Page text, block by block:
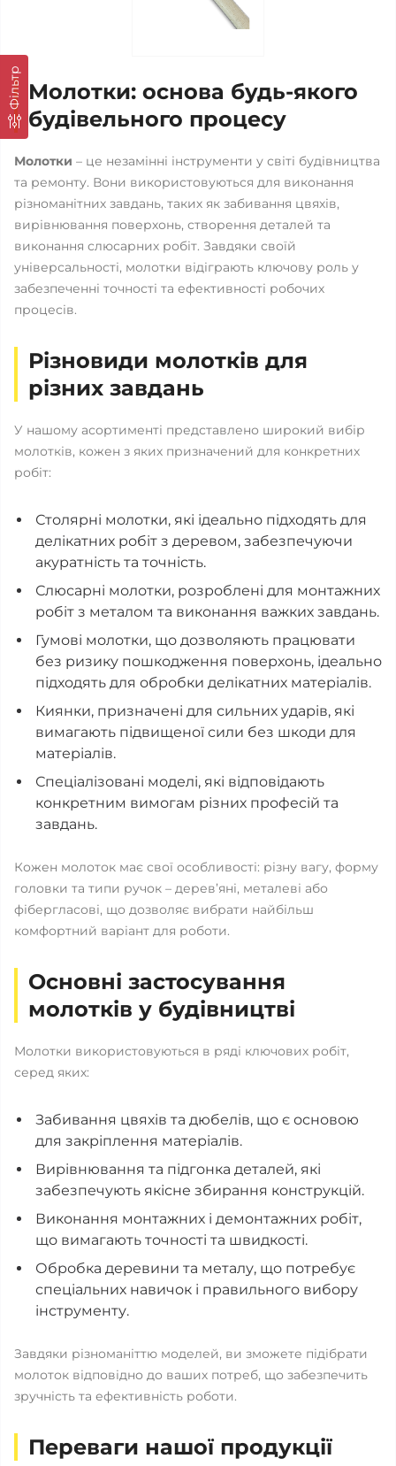
Фільтр Молотки: основа будь-якого
будівельного процесу
Молотки – це незамінні інструменти у світі будівництва
та ремонту. Вони використовуються для виконання
різноманітних завдань, таких як забивання цвяхів,
вирівнювання поверхонь, створення деталей та
виконання слюсарних робіт. Завдяки своїй
універсальності, молотки відіграють ключову роль у
забезпеченні точності та ефективності робочих
процесів.
Різновиди молотків для
різних завдань
У нашому асортименті представлено широкий вибір
молотків, кожен з яких призначений для конкретних
робіт:
Столярні молотки, які ідеально підходять для
делікатних робіт з деревом, забезпечуючи
акуратність та точність.
Слюсарні молотки, розроблені для монтажних
робіт з металом та виконання важких завдань.
Гумові молотки, що дозволяють працювати
без ризику пошкодження поверхонь, ідеально
підходять для обробки делікатних матеріалів.
Киянки, призначені для сильних ударів, які
вимагають підвищеної сили без шкоди для
матеріалів.
Спеціалізовані моделі, які відповідають
конкретним вимогам різних професій та
завдань.
Кожен молоток має свої особливості: різну вагу, форму
головки та типи ручок – дерев’яні, металеві або
фібергласові, що дозволяє вибрати найбільш
комфортний варіант для роботи.
Основні застосування
молотків у будівництві
Молотки використовуються в ряді ключових робіт,
серед яких:
Забивання цвяхів та дюбелів, що є основою
для закріплення матеріалів.
Вирівнювання та підгонка деталей, які
забезпечують якісне збирання конструкцій.
Виконання монтажних і демонтажних робіт,
що вимагають точності та швидкості.
Обробка деревини та металу, що потребує
спеціальних навичок і правильного вибору
інструменту.
Завдяки різноманіттю моделей, ви зможете підібрати
молоток відповідно до ваших потреб, що забезпечить
зручність та ефективність роботи.
Переваги нашої продукції